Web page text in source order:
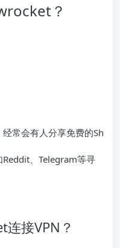
？
常会有人分享免费的Sh
、Telegram等寻
接VPN？